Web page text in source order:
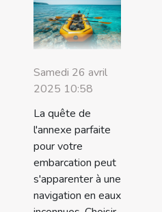
Samedi 26 avril
2025 10:58
La quête de
l'annexe parfaite
pour votre
embarcation peut
s'apparenter à une
navigation en eaux